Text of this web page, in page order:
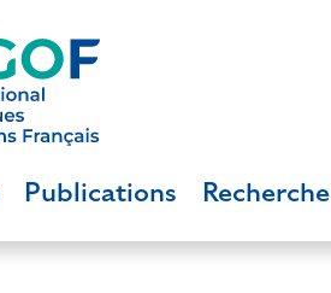
Publications Recherche